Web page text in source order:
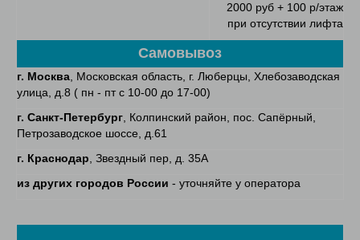
2000 руб + 100 р/этаж
при отсутствии лифта
Самовывоз
г. Москва , Московская область, г. Люберцы, Хлебозаводская
улица, д.8 ( пн - пт с 10-00 до 17-00)
г. Санкт-Петербург , Колпинский район, пос. Сапёрный,
Петрозаводское шоссе, д.61
г. Краснодар , Звездный пер, д. 35А
из других городов России - уточняйте у оператора